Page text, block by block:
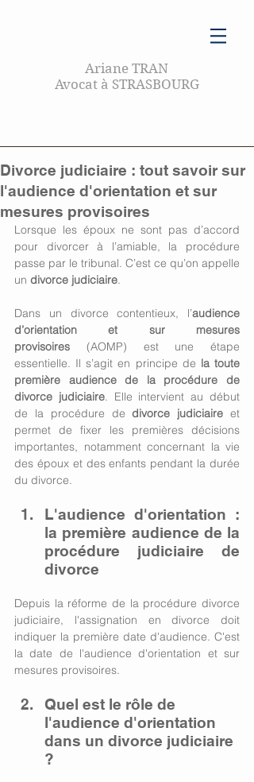
Ariane TRAN
Avocat à STRASBOURG
Divorce judiciaire : tout savoir sur
l'audience d'orientation et sur
mesures provisoires
Lorsque les époux ne sont pas d’accord
pour divorcer à l’amiable, la procédure
passe par le tribunal. C’est ce qu’on appelle
un divorce judiciaire.
Dans un divorce contentieux, l’audience
d’orientation et sur mesures
provisoires (AOMP) est une étape
essentielle. Il s’agit en principe de la toute
première audience de la procédure de
divorce judiciaire. Elle intervient au début
de la procédure de divorce judiciaire et
permet de fixer les premières décisions
importantes, notamment concernant la vie
des époux et des enfants pendant la durée
du divorce.
L'audience d'orientation :
la première audience de la
procédure judiciaire de
divorce
Depuis la réforme de la procédure divorce
judiciaire, l'assignation en divorce doit
indiquer la première date d'audience. C'est
la date de l'audience d'orientation et sur
mesures provisoires.
Quel est le rôle de
l'audience d'orientation
dans un divorce judiciaire
?